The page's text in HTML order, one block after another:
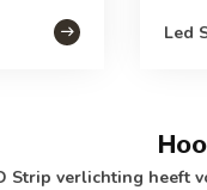
Led
Strip verlichting heeft